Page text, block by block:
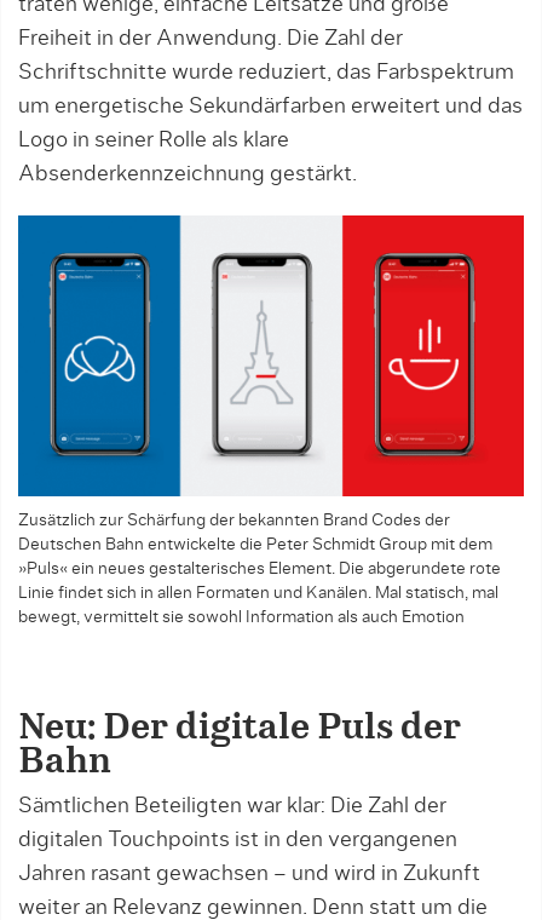
traten wenige, einfache Leitsätze und große
Freiheit in der Anwendung. Die Zahl der
Schriftschnitte wurde reduziert, das Farbspektrum
um energetische Sekundärfarben erweitert und das
Logo in seiner Rolle als klare
Absenderkennzeichnung gestärkt.
Zusätzlich zur Schärfung der bekannten Brand Codes der
Deutschen Bahn entwickelte die Peter Schmidt Group mit dem
»Puls« ein neues gestal­terisches Element. Die abgerundete rote
Linie findet sich in allen Formaten und Kanälen. Mal statisch, mal
bewegt, vermittelt sie sowohl Information als auch Emotion
Neu: Der digitale Puls der
Bahn
Sämtlichen Beteiligten war klar: Die Zahl der
digitalen Touchpoints ist in den vergangenen
Jahren ­rasant gewachsen – und wird in Zukunft
weiter an Relevanz gewinnen. Denn statt um die